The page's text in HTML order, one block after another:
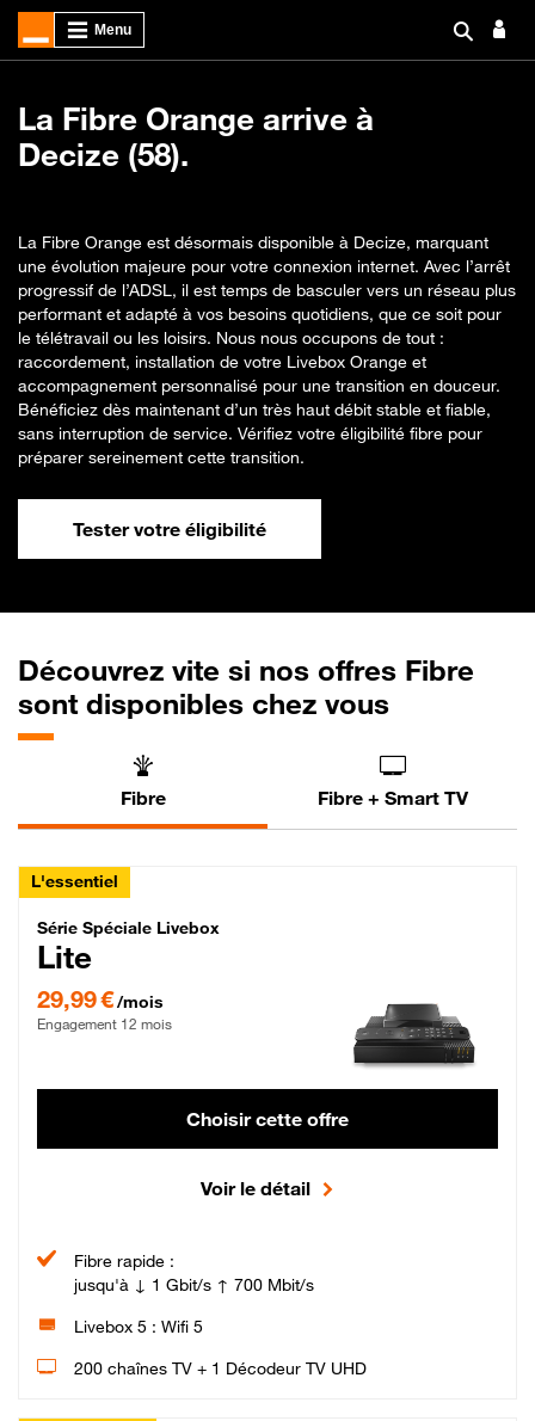
La Fibre Orange arrive à
Decize (58).
La Fibre Orange est désormais disponible à Decize, marquant
une évolution majeure pour votre connexion internet. Avec l’arrêt
progressif de l’ADSL, il est temps de basculer vers un réseau plus
performant et adapté à vos besoins quotidiens, que ce soit pour
le télétravail ou les loisirs. Nous nous occupons de tout :
raccordement, installation de votre Livebox Orange et
accompagnement personnalisé pour une transition en douceur.
Bénéficiez dès maintenant d’un très haut débit stable et fiable,
sans interruption de service. Vérifiez votre éligibilité fibre pour
préparer sereinement cette transition.
Tester votre éligibilité
Découvrez vite si nos offres Fibre
sont disponibles chez vous
Fibre Fibre + Smart TV
L'essentiel
Série Spéciale Livebox Lite Fibre
Série Spéciale Livebox
Lite
29,99 €/mois
Engagement 12 mois
Choisir cette offre
Voir le détail
Fibre rapide :
jusqu'à ↓ 1 Gbit/s ↑ 700 Mbit/s
Livebox 5 : Wifi 5
200 chaînes TV + 1 Décodeur TV UHD